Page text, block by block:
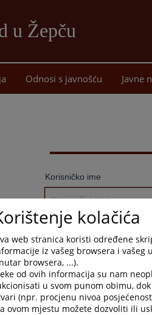
u Žepču
sadržaj
Odnosi s javnošću Javne
Korisničko ime
Lozinka
Zapamti me
kolačića
web stranica koristi određene
iz vašeg browsera i vašeg
browsera, ...).
od ovih informacija su nam
u svom punom obimu,
(npr. procjenu nivoa
ovom mjestu možete dozvoliti ili